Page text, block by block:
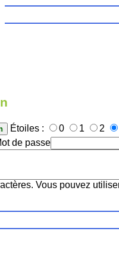
Étoiles : 0 1 2
de passe
Vous pouvez